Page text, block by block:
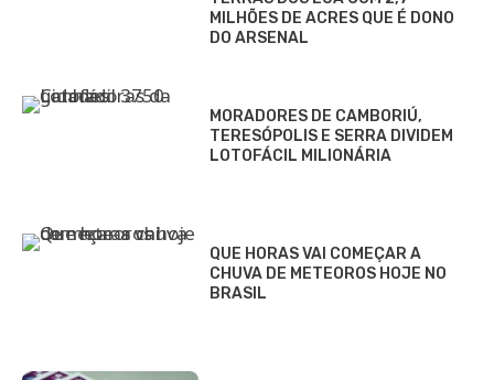
MILHÕES DE ACRES QUE É DONO
DO ARSENAL
MORADORES DE CAMBORIÚ,
TERESÓPOLIS E SERRA DIVIDEM
LOTOFÁCIL MILIONÁRIA
QUE HORAS VAI COMEÇAR A
CHUVA DE METEOROS HOJE NO
BRASIL